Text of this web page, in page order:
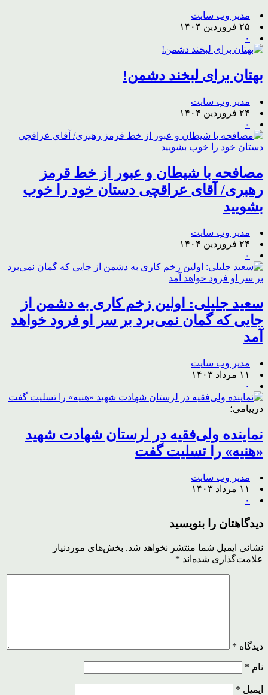
مدیر وب سایت
۲۵ فروردین ۱۴۰۴
۰
بهتان برای لبخند دشمن!
مدیر وب سایت
۲۴ فروردین ۱۴۰۴
۰
مصافحه با شیطان و عبور از خط قرمز
رهبری/ آقای عراقچی دستان خود را خوب
بشویید
مدیر وب سایت
۲۴ فروردین ۱۴۰۴
۰
سعید جلیلی: اولین زخم کاری به دشمن از
جایی که گمان نمی‌برد بر سر او فرود خواهد
آمد
مدیر وب سایت
۱۱ مرداد ۱۴۰۳
۰
درپیامی؛
نماینده ولی‌فقیه در لرستان شهادت شهید
«هنیه» را تسلیت گفت
مدیر وب سایت
۱۱ مرداد ۱۴۰۳
۰
دیدگاهتان را بنویسید
نشانی ایمیل شما منتشر نخواهد شد. بخش‌های موردنیاز
علامت‌گذاری شده‌اند *
دیدگاه *
نام *
ایمیل *